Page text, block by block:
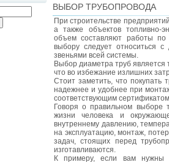
ВЫБОР ТРУБОПРОВОДА
При строительстве
а также объектов топливно-
объем составляют работы по
выбору следует относиться
звеньями всей системы.
Выбор диаметра труб
что во избежание излишних
Стоит заметить, что
надежнее и удобнее при
соответствующим
Говоря о правильном выборе
жизни человека и
внутреннему давлению,
на эксплуатацию, монтаж,
задач, стоящих перед
изготавливаются.
К примеру, если вам нужны